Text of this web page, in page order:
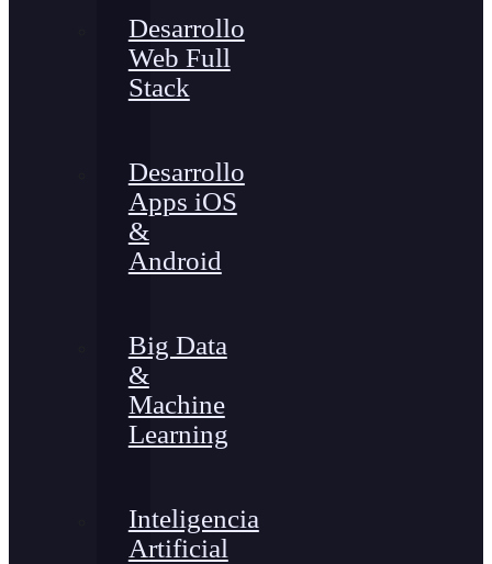
Desarrollo
Web Full
Stack
Desarrollo
Apps iOS
&
Android
Big Data
&
Machine
Learning
Inteligencia
Artificial